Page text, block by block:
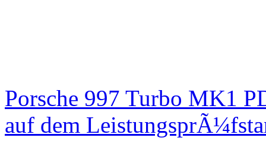
Porsche 997 Turbo MK1
auf dem